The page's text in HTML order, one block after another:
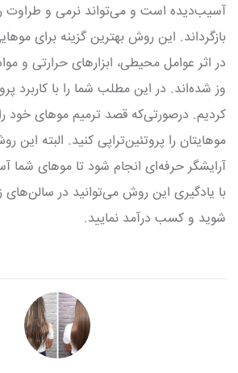
آسیب‌دیده است و می‌تواند نرمی و طراوت
بازگرداند. این روش بهترین گزینه برای
در اثر عوامل محیطی، ابزارهای حرارتی و
وز شده‌اند. در این مطلب شما را با کاربرد
کردیم. درصورتی‌که قصد ترمیم موهای خود را
موهایتان را پروتئین‌تراپی کنید. البته
آرایشگر حرفه‌ای انجام شود تا موهای شما
با یادگیری این روش می‌توانید در سالن‌های
شوید و کسب درآمد نمایید.